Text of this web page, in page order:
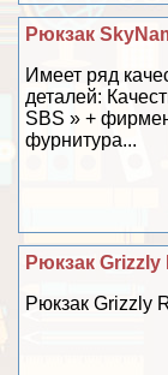
Рюкзак
Имеет ряд
деталей:
SBS » +
фурнитура...
Рюкзак
Рюкзак Grizzly